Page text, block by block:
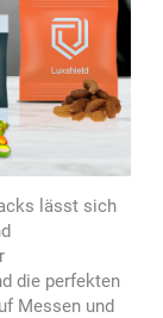
lässt sich
die perfekten
Messen und